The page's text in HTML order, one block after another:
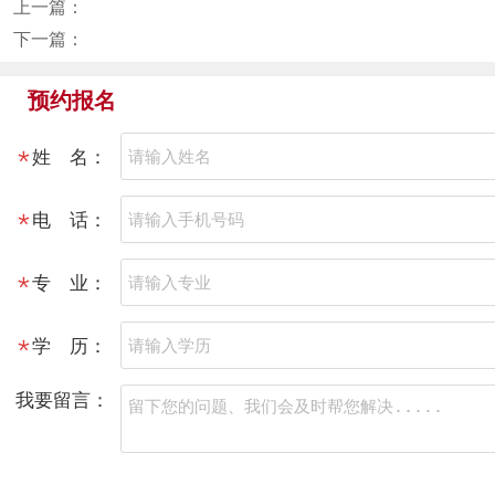
上一篇：
西安外国语大学在职研究生学制究竟有几年？多长时间可以毕
下一篇：
预约报名
姓 名：
电 话：
专 业：
学 历：
我要留言：